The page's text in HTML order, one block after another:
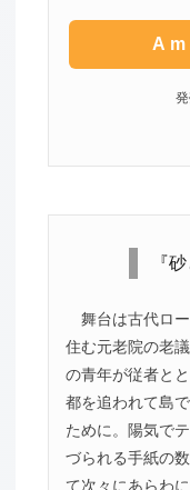
『
舞台は古代ロ
住む元老院の老
の青年が従者と
都を追われて島
ために。陽気で
づられる手紙の
て次々にあらわ